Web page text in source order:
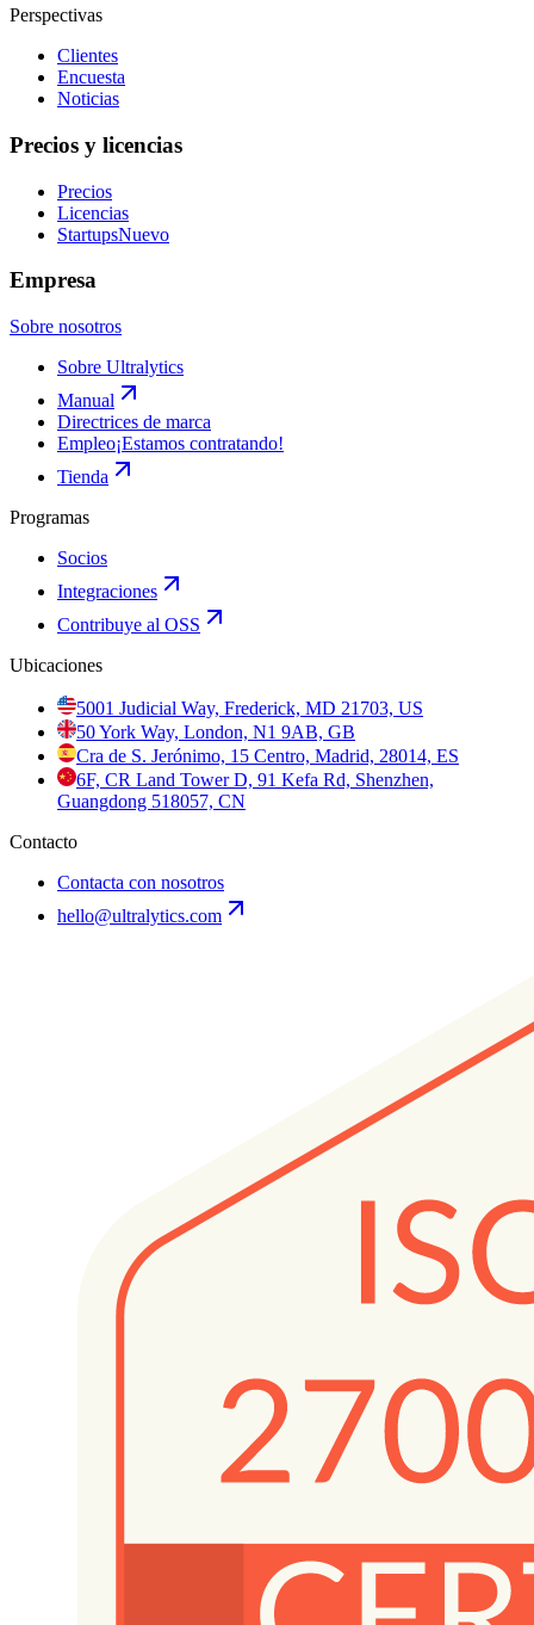
Perspectivas
Clientes
Encuesta
Noticias
Precios y licencias
Precios
Licencias
StartupsNuevo
Empresa
Sobre nosotros
Sobre Ultralytics
Manual
Directrices de marca
Empleo¡Estamos contratando!
Tienda
Programas
Socios
Integraciones
Contribuye al OSS
Ubicaciones
5001 Judicial Way, Frederick, MD 21703, US
50 York Way, London, N1 9AB, GB
Cra de S. Jerónimo, 15 Centro, Madrid, 28014, ES
6F, CR Land Tower D, 91 Kefa Rd, Shenzhen,
Guangdong 518057, CN
Contacto
Contacta con nosotros
hello@ultralytics.com